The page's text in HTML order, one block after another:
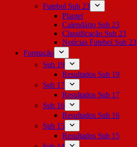
Futebol Sub 23
Plantel
Calendário Sub 23
Classificação Sub 23
Notícias Futebol Sub 23
Formação
Sub 19
Resultados Sub 19
Sub 17
Resultados Sub 17
Sub 16
Resultados Sub 16
Sub 15
Resultados Sub 15